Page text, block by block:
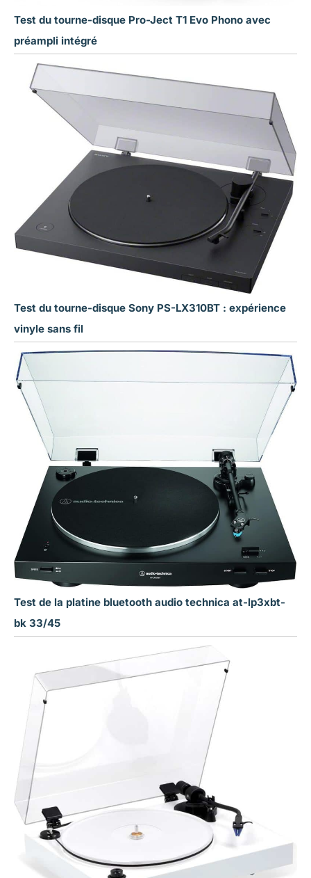
Test du tourne-disque Pro-Ject T1 Evo Phono avec
préampli intégré
Test du tourne-disque Sony PS-LX310BT : expérience
vinyle sans fil
Test de la platine bluetooth audio technica at-lp3xbt-
bk 33/45